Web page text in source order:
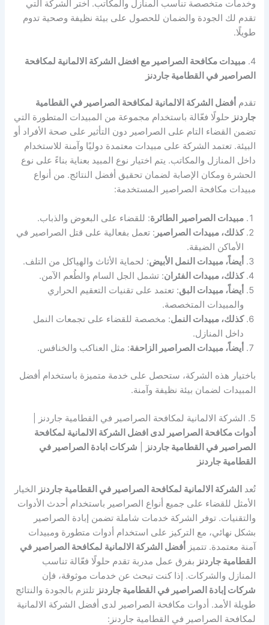
وخدمات متخصصة تناسب المنازل والمكاتب. اختر الشركة التي
تقدم لك الجودة والضمان للحصول على بيئة نظيفة وصحية تدوم
طويلًا.
4. مبيدات مكافحة الصراصير مع افضل الشركة الالمانية لمكافحة
الصراصير في القطامية جاردنز
تقدم أفضل الشركة الالمانية لمكافحة الصراصير في القطامية
جاردنز حلولًا فعّالة باستخدام مجموعة من المبيدات المتطورة التي
تضمن القضاء التام على الصراصير دون التأثير على صحة الأفراد أو
البيئة. تعتمد الشركة على مبيدات معتمدة دوليًا وآمنة للاستخدام
داخل المنازل والمكاتب. يتم اختيار نوع المبيد بعناية بناءً على نوع
الحشرة ومكان الإصابة لضمان تحقيق أفضل النتائج. من أنواع
مبيدات مكافحة الصراصير المستخدمة:
مبيدات الصراصير الطائرة: للقضاء على البعوض والذباب.
كذلك، مبيدات الصراصير : تعمل بفعالية على قتل الصراصير في
الأماكن الضيقة.
أيضاً، مبيدات النمل الأبيض: لحماية الأثاث والهياكل من التلف.
كذلك، مبيدات الفئران: تشمل الجل السام والطُعم الآمن.
أيضاً، مبيدات البق: تعتمد على تقنيات التعقيم الحراري
والمبيدات المتخصصة.
كذلك، مبيدات النمل: مخصصة للقضاء على تجمعات النمل
داخل المنازل.
أيضاً، مبيدات الصراصير الزاحفة: مثل العناكب والخنافس.
باختيار هذه الشركة، ستحصل على خدمة متميزة باستخدام أفضل
المبيدات لضمان بيئة نظيفة وآمنة.
5. الشركة الالمانية لمكافحة الصراصير في القطامية جاردنز |
أدوات مكافحة الصراصير لدى افضل الشركة الالمانية لمكافحة
الصراصير في القطامية جاردنز
شركات ابادة الصراصير في
القطامية جاردنز
تُعد الشركة الالمانية لمكافحة الصراصير في القطامية جاردنز الخيار
الأمثل للقضاء على جميع أنواع الصراصير باستخدام أحدث الأدوات
والتقنيات. توفر الشركة خدمات شاملة تضمن إبادة الصراصير
بشكل نهائي، مع التركيز على استخدام أدوات متطورة ومبيدات
آمنة معتمدة. تتميز
أفضل الشركة الالمانية لمكافحة الصراصير في
القطامية جاردنز بفرق عمل مدربة تقدم حلولًا فعّالة تناسب
المنازل والشركات. إذا كنت تبحث عن خدمات موثوقة، فإن
شركات إبادة الصراصير في القطامية جاردنز تلتزم بالجودة والنتائج
طويلة الأمد. أدوات مكافحة الصراصير لدى أفضل الشركة الالمانية
لمكافحة الصراصير في القطامية جاردنز: